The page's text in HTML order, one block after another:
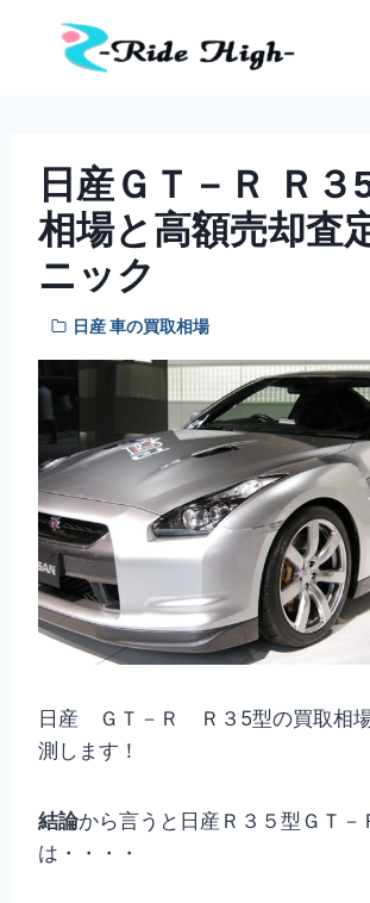
日産ＧＴ－Ｒ Ｒ３
相場と高額売却査
ニック
日産 車の買取相場
日産 ＧＴ－Ｒ Ｒ３5型の買取相
測します！
結論から言うと日産Ｒ３５型ＧＴ－
は・・・・